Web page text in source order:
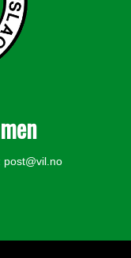
post@vil.no